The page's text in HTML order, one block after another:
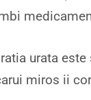
urata
miros ii